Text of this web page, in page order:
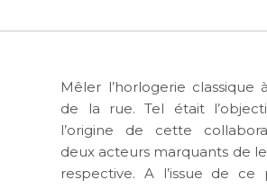
Mêler l’horlogerie classique
de la rue. Tel était
l’origine de cette
deux acteurs marquants de
respective. A l’issue de ce